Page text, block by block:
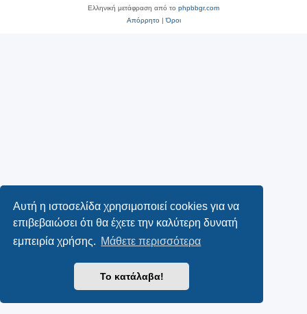
Αυτή η ιστοσελίδα χρησιμοποιεί cookies για να
επιβεβαιώσει ότι θα έχετε την καλύτερη δυνατή
εμπειρία χρήσης. Μάθετε περισσότερα
Το κατάλαβα!
Ελληνική μετάφραση από το phpbbgr.com
Απόρρητο|Όροι